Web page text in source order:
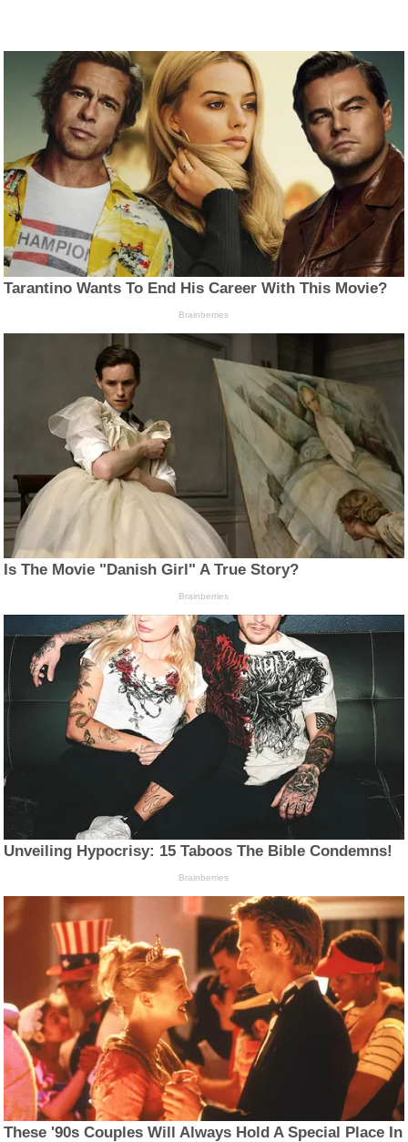
Tarantino Wants To End His Career With This Movie?
Brainberries
Is The Movie "Danish Girl" A True Story?
Brainberries
Unveiling Hypocrisy: 15 Taboos The Bible Condemns!
Brainberries
These '90s Couples Will Always Hold A Special Place In